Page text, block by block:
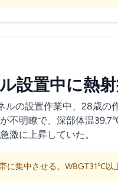
設置中に熱
ルの設置作業中、28歳の
不明瞭で、深部体温
激に上昇していた。
に集中させる。WBGT31℃